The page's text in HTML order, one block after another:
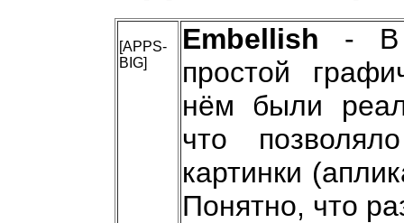
[APPS-
BIG]
Embellish - В
простой
нём были
что
картинки
Понятно, что